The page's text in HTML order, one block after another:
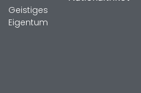
Geistiges
Eigentum